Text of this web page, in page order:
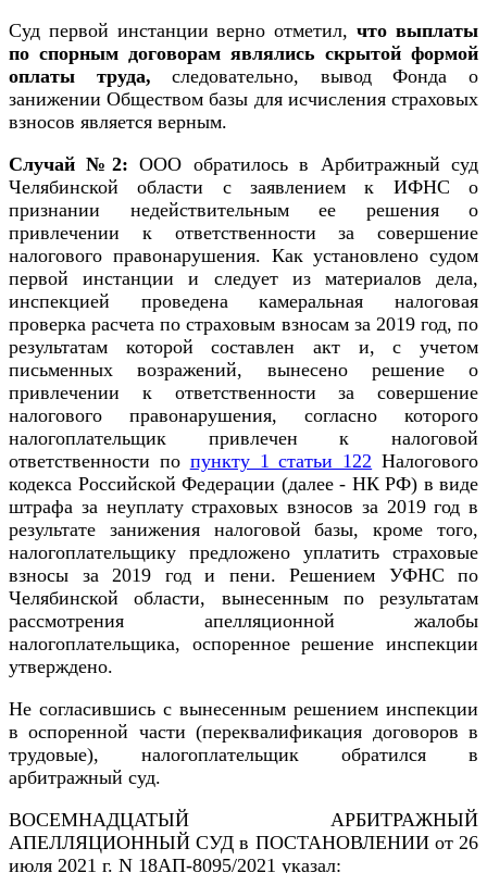
Суд первой инстанции верно отметил,что выплаты
по спорным договорам являлись скрытой формой
оплаты труда,следовательно, вывод Фонда о
занижении Обществом базы для исчисления страховых
взносов является верным.
Случай №2:ООО обратилось в Арбитражный суд
Челябинской области с заявлением к ИФНС о
признании недействительным ее решения о
привлечении к ответственности за совершение
налогового правонарушения. Как установлено судом
первой инстанции и следует из материалов дела,
инспекцией проведена камеральная налоговая
проверка расчета по страховым взносам за 2019 год, по
результатам которой составлен акт и, с учетом
письменных возражений, вынесено решение о
привлечении к ответственности за совершение
налогового правонарушения, согласно которого
налогоплательщик привлечен к налоговой
ответственности по пункту 1 статьи 122 Налогового
кодекса Российской Федерации (далее - НК РФ) в виде
штрафа за неуплату страховых взносов за 2019 год в
результате занижения налоговой базы, кроме того,
налогоплательщику предложено уплатить страховые
взносы за 2019 год и пени. Решением УФНС по
Челябинской области, вынесенным по результатам
рассмотрения апелляционной жалобы
налогоплательщика, оспоренное решение инспекции
утверждено.
Не согласившись с вынесенным решением инспекции
в оспоренной части (переквалификация договоров в
трудовые), налогоплательщик обратился в
арбитражный суд.
ВОСЕМНАДЦАТЫЙ АРБИТРАЖНЫЙ
АПЕЛЛЯЦИОННЫЙ СУД в ПОСТАНОВЛЕНИИ от 26
июля 2021 г. N 18АП-8095/2021 указал: